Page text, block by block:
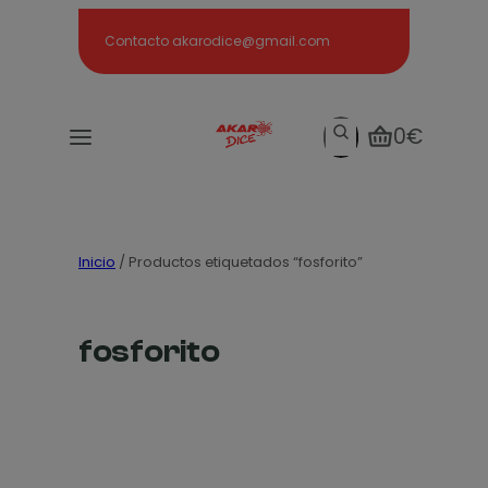
Contacto akarodice@gmail.com
Search0€
Inicio / Productos etiquetados “fosforito”
fosforito